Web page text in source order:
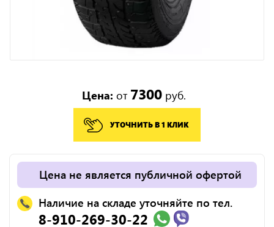
Цена: от 7300 руб.
УТОЧНИТЬ В 1 КЛИК
Цена не является публичной офертой
Наличие на складе уточняйте по тел.
8-910-269-30-22